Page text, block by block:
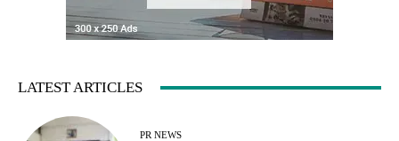
LATEST ARTICLES
PR NEWS